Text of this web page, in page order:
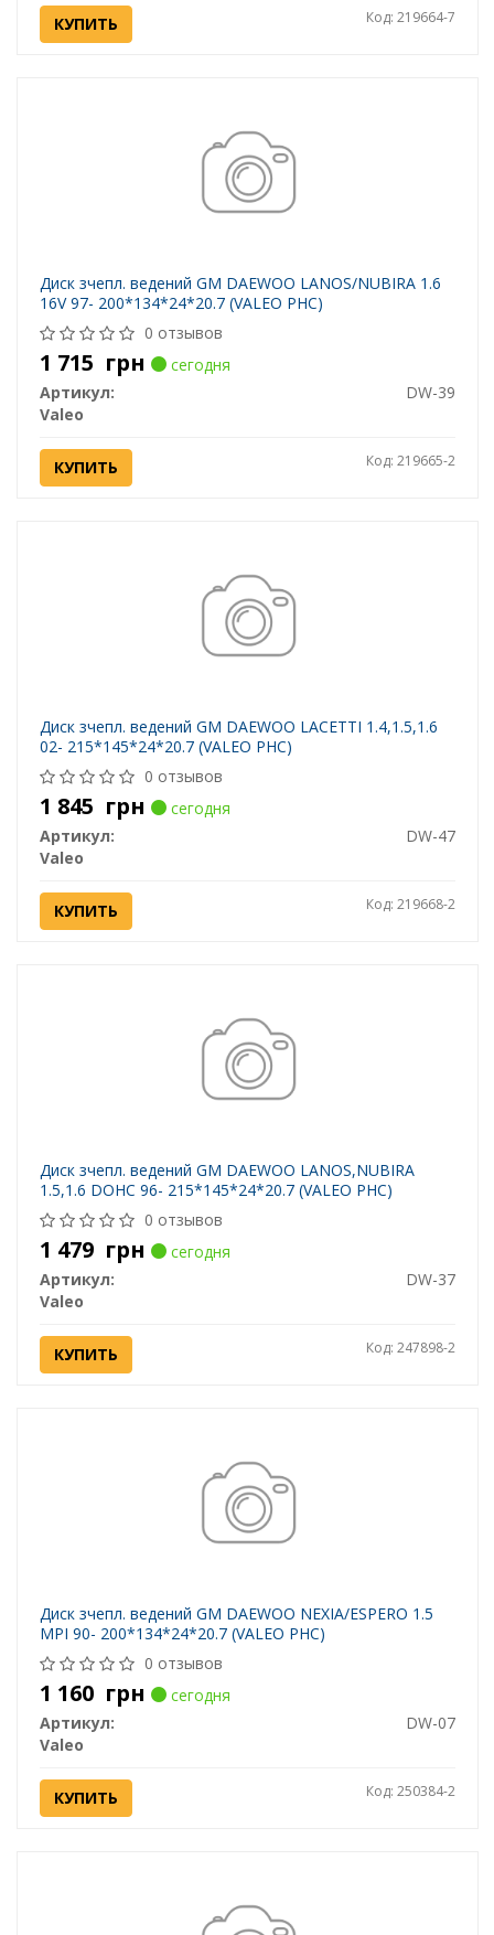
КУПИТЬ Код: 219664-7
Диск зчепл. ведений GM DAEWOO LANOS/NUBIRA 1.6
16V 97- 200*134*24*20.7 (VALEO PHC)
0 отзывов
1 715 грн
сегодня
Артикул:
DW-39
Valeo
КУПИТЬ Код: 219665-2
Диск зчепл. ведений GM DAEWOO LACETTI 1.4,1.5,1.6
02- 215*145*24*20.7 (VALEO PHC)
0 отзывов
1 845 грн
сегодня
Артикул:
DW-47
Valeo
КУПИТЬ Код: 219668-2
Диск зчепл. ведений GM DAEWOO LANOS,NUBIRA
1.5,1.6 DOHC 96- 215*145*24*20.7 (VALEO PHC)
0 отзывов
1 479 грн
сегодня
Артикул:
DW-37
Valeo
КУПИТЬ Код: 247898-2
Диск зчепл. ведений GM DAEWOO NEXIA/ESPERO 1.5
MPI 90- 200*134*24*20.7 (VALEO PHC)
0 отзывов
1 160 грн
сегодня
Артикул:
DW-07
Valeo
КУПИТЬ Код: 250384-2